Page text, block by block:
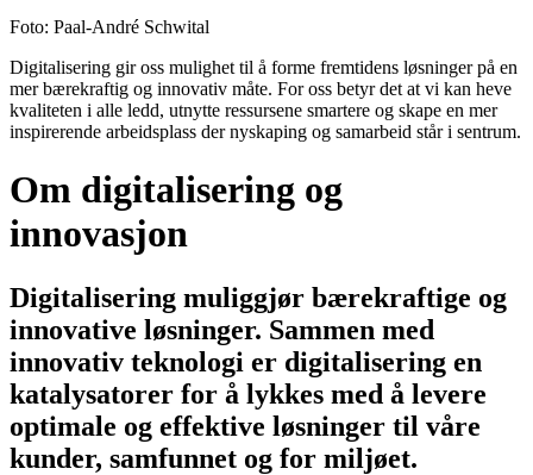
Foto: Paal-André Schwital
Digitalisering gir oss mulighet til å forme fremtidens løsninger på en
mer bærekraftig og innovativ måte. For oss betyr det at vi kan heve
kvaliteten i alle ledd, utnytte ressursene smartere og skape en mer
inspirerende arbeidsplass der nyskaping og samarbeid står i sentrum.
Om digitalisering og
innovasjon
Digitalisering muliggjør bærekraftige og
innovative løsninger. Sammen med
innovativ teknologi er digitalisering en
katalysatorer for å lykkes med å levere
optimale og effektive løsninger til våre
kunder, samfunnet og for miljøet.